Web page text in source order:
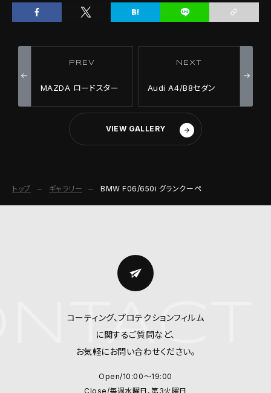
PREV
MAZDA ロードスター
NEXT
Audi A4/B8セダン
VIEW GALLERY
トップ ギャラリー BMW F06/650i グランクーペ
コーティング、プロテクションフィルム
に関するご質問など、
お気軽にお問い合わせください。
Open/10:00～19:00
Close/毎週水曜日、第3火曜日